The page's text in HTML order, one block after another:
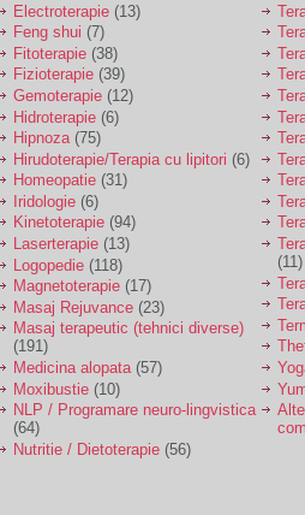
Electroterapie (13)
Feng shui (7)
Fitoterapie (38)
Fizioterapie (39)
Gemoterapie (12)
Hidroterapie (6)
Hipnoza(75)
Hirudoterapie/Terapia cu lipitori (6)
Homeopatie (31)
Iridologie (6)
Kinetoterapie (94)
Laserterapie (13)
Logopedie (118)
Magnetoterapie (17)
Masaj Rejuvance (23)
Masaj terapeutic (tehnici diverse)
(191)
Medicina alopata(57)
Moxibustie (10)
NLP / Programare neuro-lingvistica
(64)
Nutritie / Dietoterapie (56)
(11)